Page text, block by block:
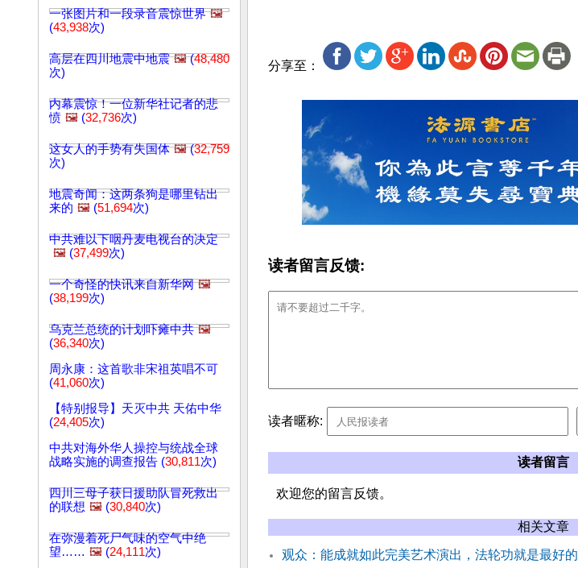
一张图片和一段录音震惊世界 🖼️
(43,938次)
高层在四川地震中地震 🖼️(48,480
次)
内幕震惊！一位新华社记者的悲
愤 🖼️ (32,736次)
这女人的手势有失国体 🖼️(32,759
次)
地震奇闻：这两条狗是哪里钻出
来的 🖼️ (51,694次)
中共难以下咽丹麦电视台的决定
🖼️ (37,499次)
一个奇怪的快讯来自新华网 🖼️
(38,199次)
乌克兰总统的计划吓瘫中共 🖼️
(36,340次)
周永康：这首歌非宋祖英唱不可
(41,060次)
【特别报导】天灭中共 天佑中华
(24,405次)
中共对海外华人操控与统战全球
战略实施的调查报告 (30,811次)
四川三母子获日援助队冒死救出
的联想 🖼️ (30,840次)
在弥漫着死尸气味的空气中绝
望…… 🖼️ (24,111次)
分享至：
读者留言反馈:
读者暱称:
读者留言
欢迎您的留言反馈。
相关文章
观众：能成就如此完美艺术演出，法轮功就是最好的